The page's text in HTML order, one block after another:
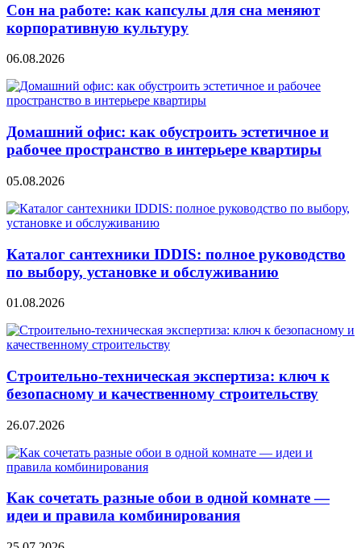
Сон на работе: как капсулы для сна меняют
корпоративную культуру
06.08.2026
Домашний офис: как обустроить эстетичное и
рабочее пространство в интерьере квартиры
05.08.2026
Каталог сантехники IDDIS: полное руководство
по выбору, установке и обслуживанию
01.08.2026
Строительно‑техническая экспертиза: ключ к
безопасному и качественному строительству
26.07.2026
Как сочетать разные обои в одной комнате —
идеи и правила комбинирования